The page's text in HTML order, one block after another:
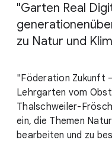
"Garten Real
zu Natur und
"Föderation Zukunft
Lehrgarten vom
Thalschweiler-
ein, die Themen
bearbeiten und zu